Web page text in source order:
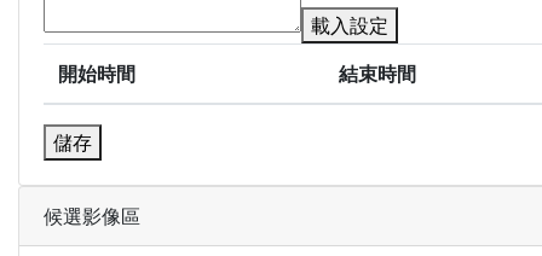
載入設定
開始時間
結束時間
儲存
候選影像區